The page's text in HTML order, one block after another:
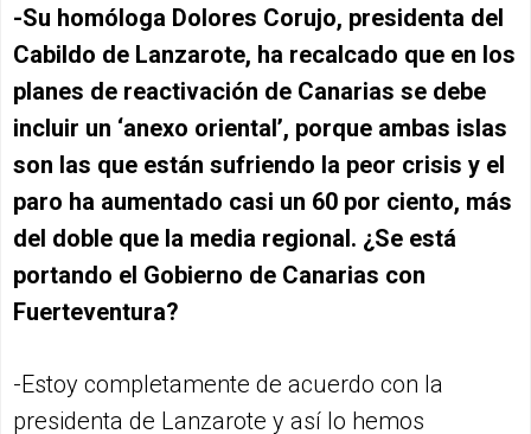
-Su homóloga Dolores Corujo, presidenta del
Cabildo de Lanzarote, ha recalcado que en los
planes de reactivación de Canarias se debe
incluir un ‘anexo oriental’, porque ambas islas
son las que están sufriendo la peor crisis y el
paro ha aumentado casi un 60 por ciento, más
del doble que la media regional. ¿Se está
portando el Gobierno de Canarias con
Fuerteventura?
-Estoy completamente de acuerdo con la
presidenta de Lanzarote y así lo hemos